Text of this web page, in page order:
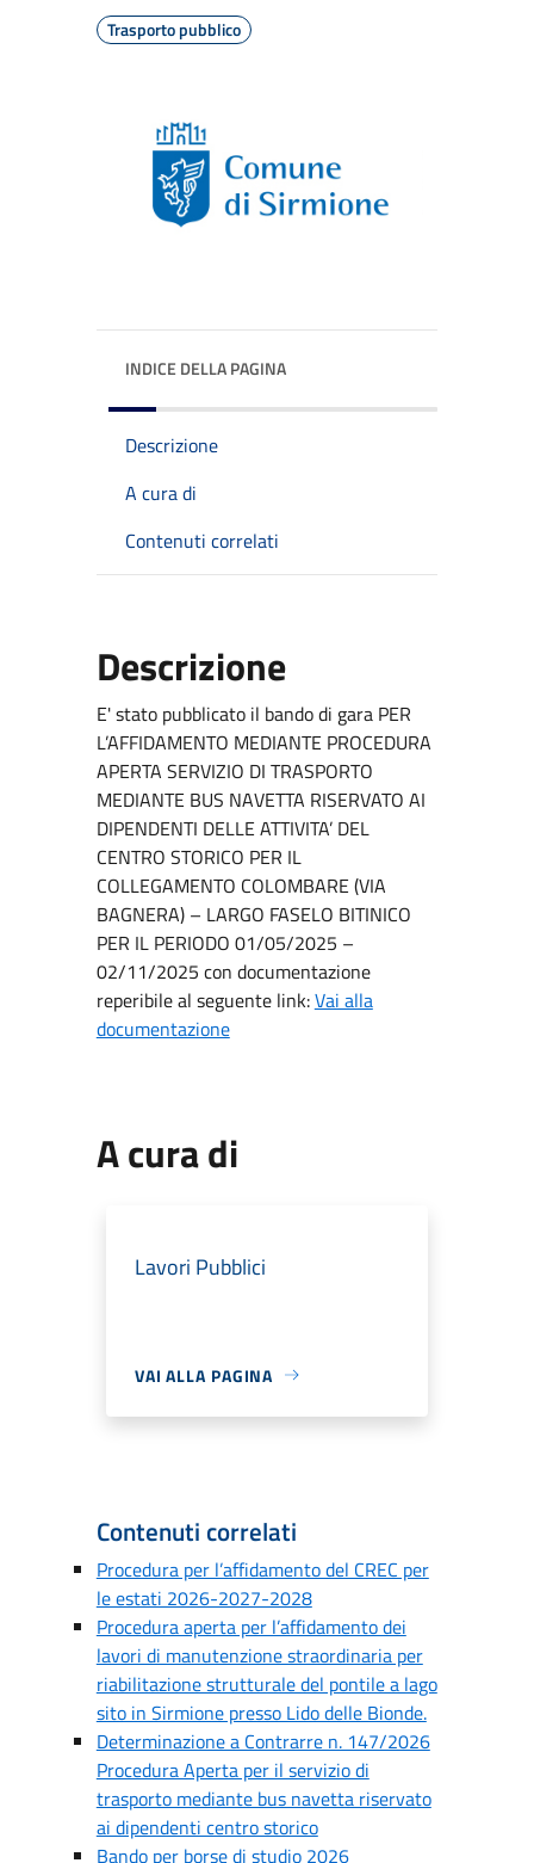
Trasporto pubblico
INDICE DELLA PAGINA
Descrizione
A cura di
Contenuti correlati
Descrizione
E' stato pubblicato il bando di gara PER
L’AFFIDAMENTO MEDIANTE PROCEDURA
APERTA SERVIZIO DI TRASPORTO
MEDIANTE BUS NAVETTA RISERVATO AI
DIPENDENTI DELLE ATTIVITA’ DEL
CENTRO STORICO PER IL
COLLEGAMENTO COLOMBARE (VIA
BAGNERA) – LARGO FASELO BITINICO
PER IL PERIODO 01/05/2025 –
02/11/2025 con documentazione
reperibile al seguente link:Vai alla
documentazione
A cura di
Lavori Pubblici
VAI ALLA PAGINA
Contenuti correlati
Procedura per l’affidamento del CREC per
le estati 2026-2027-2028
Procedura aperta per l’affidamento dei
lavori di manutenzione straordinaria per
riabilitazione strutturale del pontile a lago
sito in Sirmione presso Lido delle Bionde.
Determinazione a Contrarre n. 147/2026
Procedura Aperta per il servizio di
trasporto mediante bus navetta riservato
ai dipendenti centro storico
Bando per borse di studio 2026